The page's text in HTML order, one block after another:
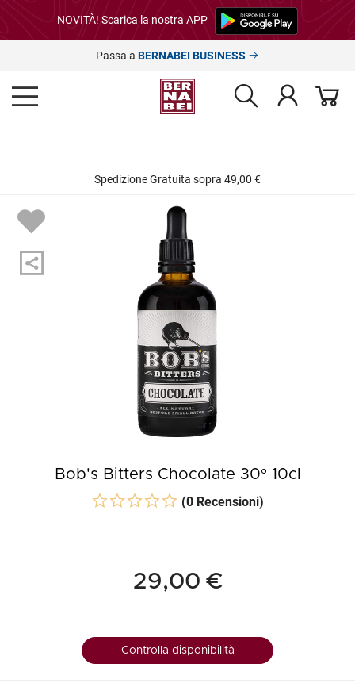
NOVITÀ! Scarica la nostra APP
Passa a BERNABEI BUSINESS
Spedizione Gratuita sopra 49,00 €
Bob's Bitters Chocolate 30° 10cl
(0 Recensioni)
29,00 €
Controlla disponibilità